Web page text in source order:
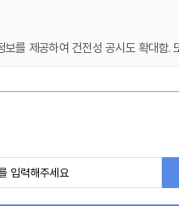
를 제공하여 건전성 공시도 확대함.
진함. 한편 계약이전은 이전 단위 세분